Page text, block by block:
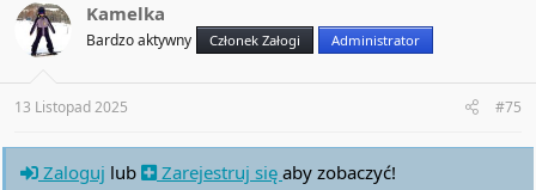
i
s
:
Kamelka
Bardzo aktywny Członek Załogi Administrator
13 Listopad 2025 #75
Zaloguj lub Zarejestruj się aby zobaczyć!